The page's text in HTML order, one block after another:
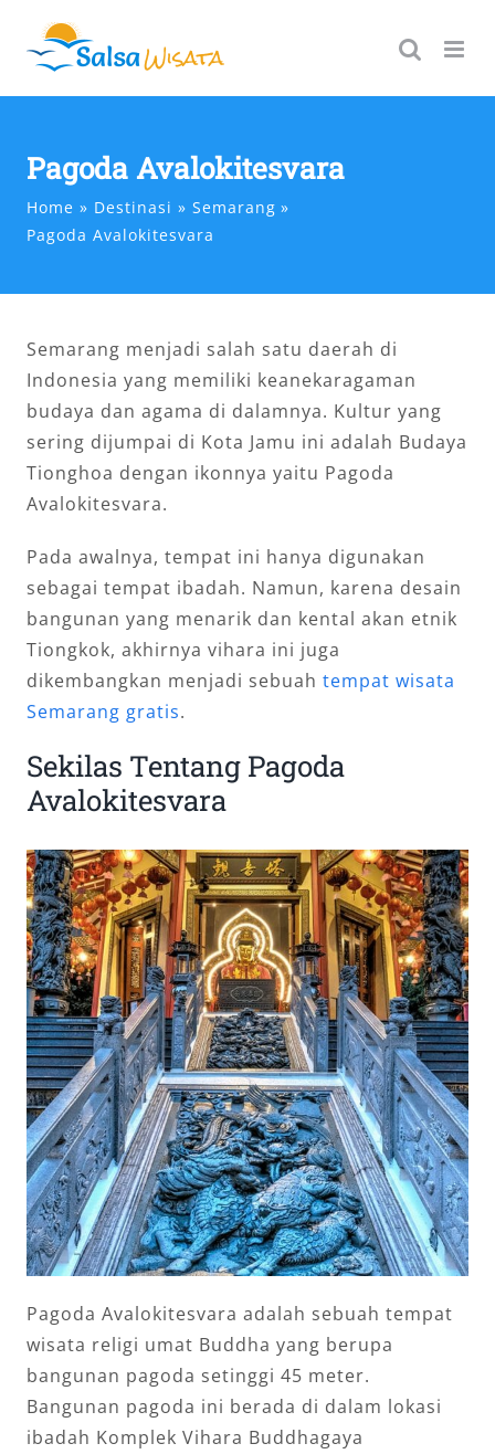
content
Pagoda Avalokitesvara
Home Destinasi
Semarang
Pagoda Avalokitesvara
Semarang menjadi salah satu daerah di
Indonesia yang memiliki keanekaragaman
budaya dan agama di dalamnya. Kultur yang
sering dijumpai di Kota Jamu ini adalah Budaya
Tionghoa dengan ikonnya yaitu Pagoda
Avalokitesvara.
Pada awalnya, tempat ini hanya digunakan
sebagai tempat ibadah. Namun, karena desain
bangunan yang menarik dan kental akan etnik
Tiongkok, akhirnya vihara ini juga
dikembangkan menjadi sebuah tempat wisata
Semarang gratis.
Sekilas Tentang Pagoda
Avalokitesvara
Pagoda Avalokitesvara adalah sebuah tempat
wisata religi umat Buddha yang berupa
bangunan pagoda setinggi 45 meter.
Bangunan pagoda ini berada di dalam lokasi
ibadah Komplek Vihara Buddhagaya